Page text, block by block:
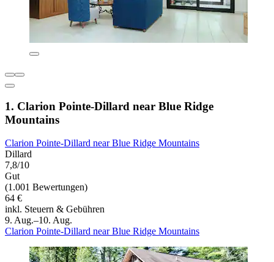
1. Clarion Pointe-Dillard near Blue Ridge
Mountains
Clarion Pointe-Dillard near Blue Ridge Mountains
Dillard
7,8/10
Gut
(1.001 Bewertungen)
64 €
inkl. Steuern & Gebühren
9. Aug.–10. Aug.
Clarion Pointe-Dillard near Blue Ridge Mountains